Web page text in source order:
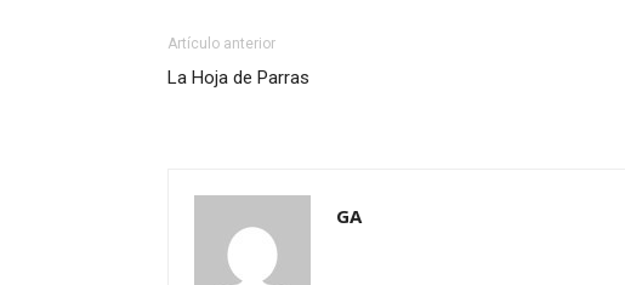
Artículo anterior
La Hoja de Parras
GA